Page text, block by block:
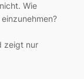
Wie
zeigt nur